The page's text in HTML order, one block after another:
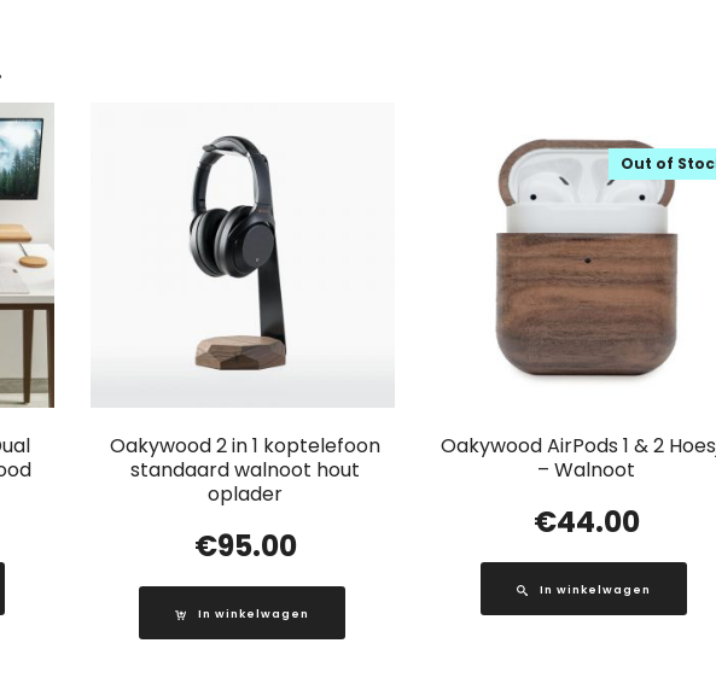
Oakywood 2 in 1 koptelefoon
standaard walnoot hout
oplader
€95.00
In winkelwagen
Oakywood AirPods 1 & 2
– Walnoot
Out of
€44.00
In winkelwagen